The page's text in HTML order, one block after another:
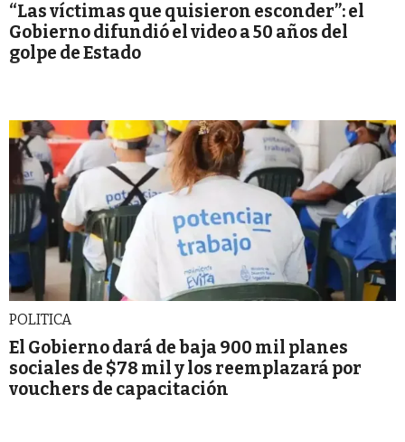
“Las víctimas que quisieron esconder”: el
Gobierno difundió el video a 50 años del
golpe de Estado
POLITICA
El Gobierno dará de baja 900 mil planes
sociales de $78 mil y los reemplazará por
vouchers de capacitación